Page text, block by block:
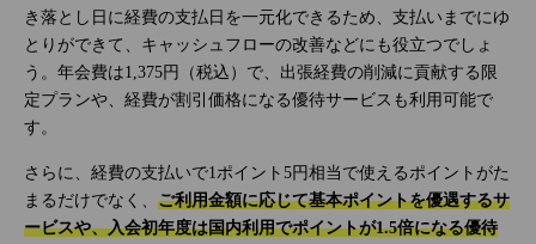
き落とし日に経費の支払日を一元化できるため、支払いまでにゆ
とりができて、キャッシュフローの改善などにも役立つでしょ
う。年会費は1,375円（税込）で、出張経費の削減に貢献する限
定プランや、経費が割引価格になる優待サービスも利用可能で
す。
さらに、経費の支払いで1ポイント5円相当で使えるポイントがた
まるだけでなく、 ご利用金額に応じて基本ポイントを優遇するサ
ービスや、入会初年度は国内利用でポイントが1.5倍になる優待